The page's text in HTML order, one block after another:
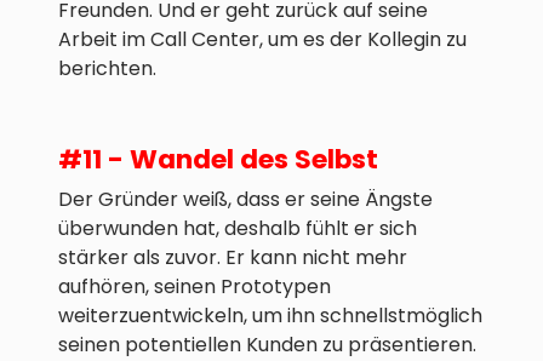
Freunden. Und er geht zurück auf seine
Arbeit im Call Center, um es der Kollegin zu
berichten.
#11 - Wandel des Selbst
Der Gründer weiß, dass er seine Ängste
überwunden hat, deshalb fühlt er sich
stärker als zuvor. Er kann nicht mehr
aufhören, seinen Prototypen
weiterzuentwickeln, um ihn schnellstmöglich
seinen potentiellen Kunden zu präsentieren.